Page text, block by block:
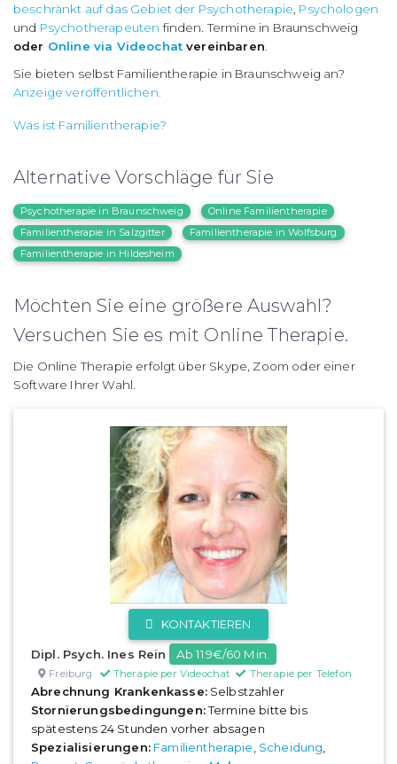
beschränkt auf das Gebiet der Psychotherapie Psychologen
und Psychotherapeuten finden. Termine in Braunschweig
oder Online via Videochat vereinbaren
Sie bieten selbst Familientherapie in Braunschweig an?
Anzeige veröffentlichen.
Was ist Familientherapie?
Alternative Vorschläge für Sie
Psychotherapie in Braunschweig
Online Familientherapie
Familientherapie in Salzgitter
Familientherapie in Wolfsburg
Familientherapie in Hildesheim
Möchten Sie eine größere Auswahl?
Versuchen Sie es mit Online Therapie.
Die Online Therapie erfolgt über Skype, Zoom oder einer
Software Ihrer Wahl.
KONTAKTIEREN
Dipl. Psych. Ines Rein Ab 119€/60 Min.
Freiburg Therapie per Videochat Therapie per Telefon
Abrechnung Krankenkasse:Selbstzahler
Stornierungsbedingungen:Termine bitte bis
spätestens 24 Stunden vorher absagen
Spezialisierungen: Familientherapie Scheidung